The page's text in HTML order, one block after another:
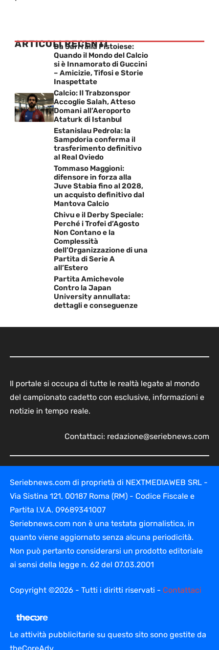
ARTICOLI RECENTI
Da Sarri alla Pistoiese:
Quando il Mondo del Calcio
si è Innamorato di Guccini
– Amicizie, Tifosi e Storie
Inaspettate
Calcio: Il Trabzonspor
Accoglie Salah, Atteso
Domani all’Aeroporto
Ataturk di Istanbul
Estanislau Pedrola: la
Sampdoria conferma il
trasferimento definitivo
al Real Oviedo
Tommaso Maggioni:
difensore in forza alla
Juve Stabia fino al 2028,
un acquisto definitivo dal
Mantova Calcio
Chivu e il Derby Speciale:
Perché i Trofei d’Agosto
Non Contano e la
Complessità
dell’Organizzazione di una
Partita di Serie A
all’Estero
Partita Amichevole
Contro la Japan
University annullata:
dettagli e conseguenze
Il portale si occupa di tutte le realtà legate al mondo
del campionato cadetto con esclusive, informazioni e
notizie in tempo reale.
Contattaci: redazione@seriebnews.com
Seriebnews.com di proprietà di NEXTMEDIAWEB SRL -
Via Sistina 121, 00187 Roma (RM) - Codice Fiscale e
Partita I.V.A. 09689341007
Seriebnews.com non è una testata giornalistica, in
quanto viene aggiornato senza alcuna periodicità.
Non può pertanto considerarsi un prodotto editoriale
ai sensi della legge n. 62 del 07.03.2001
Copyright ©2026 - Tutti i diritti riservati - Contattaci
Le attività pubblicitarie su questo sito sono gestite da